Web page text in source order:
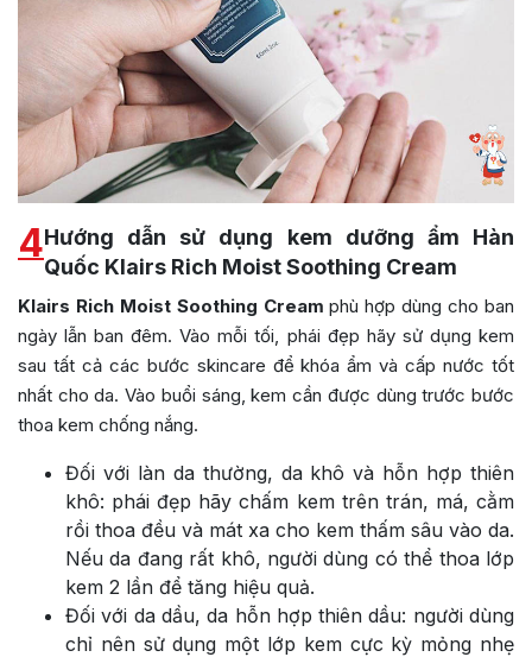
4Hướng dẫn sử dụng kem dưỡng ẩm Hàn
Quốc Klairs Rich Moist Soothing Cream
Klairs Rich Moist Soothing Cream phù hợp dùng cho ban
ngày lẫn ban đêm. Vào mỗi tối, phái đẹp hãy sử dụng kem
sau tất cả các bước skincare để khóa ẩm và cấp nước tốt
nhất cho da. Vào buổi sáng, kem cần được dùng trước bước
thoa kem chống nắng.
Đối với làn da thường, da khô và hỗn hợp thiên
khô: phái đẹp hãy chấm kem trên trán, má, cằm
rồi thoa đều và mát xa cho kem thấm sâu vào da.
Nếu da đang rất khô, người dùng có thể thoa lớp
kem 2 lần để tăng hiệu quả.
Đối với da dầu, da hỗn hợp thiên dầu: người dùng
chỉ nên sử dụng một lớp kem cực kỳ mỏng nhẹ